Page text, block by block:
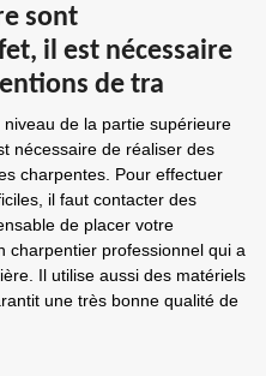
sont
il est nécessaire
de tra
de la partie supérieure
nécessaire de réaliser des
charpentes. Pour effectuer
il faut contacter des
de placer votre
charpentier professionnel qui a
Il utilise aussi des matériels
une très bonne qualité de